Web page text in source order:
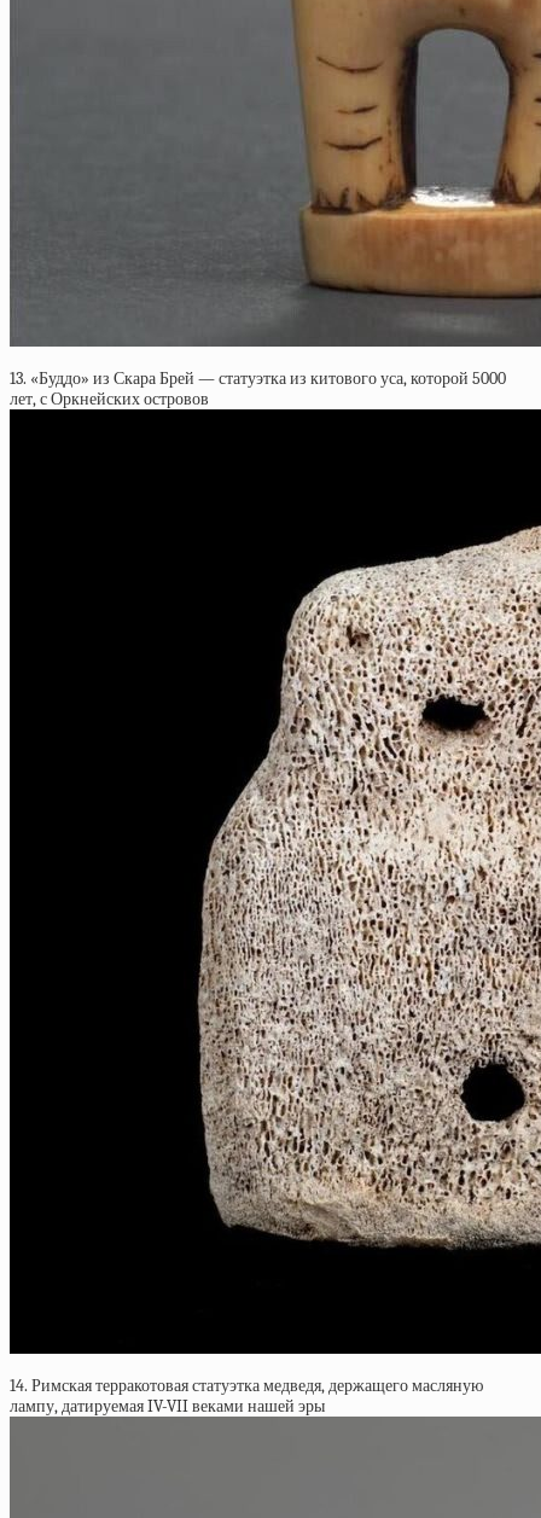
13. «Буддо» из Скара Брей — статуэтка из китового уса, которой 5000
лет, с Оркнейских островов
14. Римская терракотовая статуэтка медведя, держащего масляную
лампу, датируемая IV-VII веками нашей эры